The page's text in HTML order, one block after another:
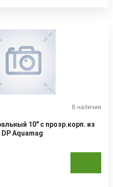
В наличии
10" с прозр.корп. из
Aquamag